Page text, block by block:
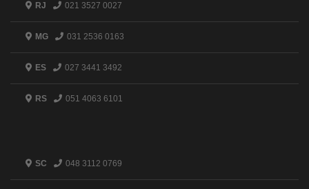
RJ 021 3527 0027
MG 031 2536 0163
ES 027 3441 3492
RS 051 4063 6101
SC 048 3112 0769